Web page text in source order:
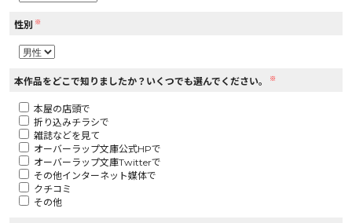
性別 ※
本作品をどこで知りましたか？いくつでも選んでください。 ※
本屋の店頭で
折り込みチラシで
雑誌などを見て
オーバーラップ文庫公式HPで
オーバーラップ文庫Twitterで
その他インターネット媒体で
クチコミ
その他